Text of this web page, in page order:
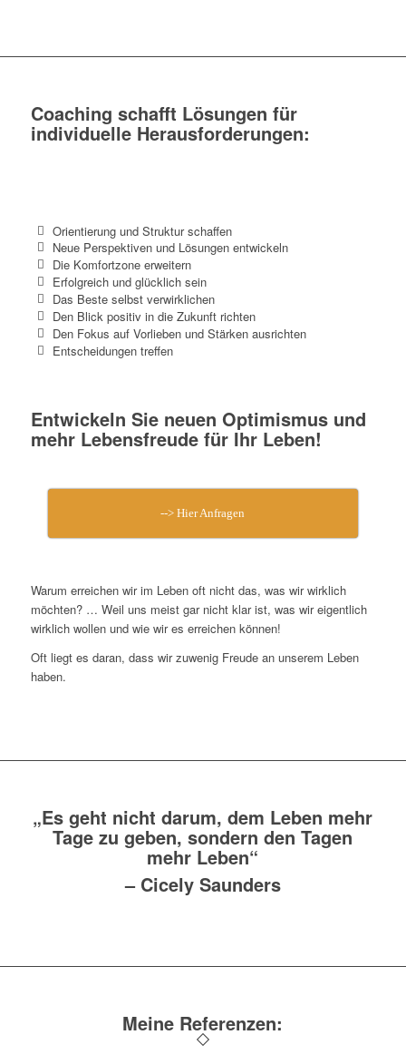
Coaching schafft Lösungen für
individuelle Herausforderungen:
Orientierung und Struktur schaffen
Neue Perspektiven und Lösungen entwickeln
Die Komfortzone erweitern
Erfolgreich und glücklich sein
Das Beste selbst verwirklichen
Den Blick positiv in die Zukunft richten
Den Fokus auf Vorlieben und Stärken ausrichten
Entscheidungen treffen
Entwickeln Sie neuen Optimismus und
mehr Lebensfreude für Ihr Leben!
--> Hier Anfragen
Warum erreichen wir im Leben oft nicht das, was wir wirklich
möchten? … Weil uns meist gar nicht klar ist, was wir eigentlich
wirklich wollen und wie wir es erreichen können!
Oft liegt es daran, dass wir zuwenig Freude an unserem Leben
haben.
„Es geht nicht darum, dem Leben mehr
Tage zu geben, sondern den Tagen
mehr Leben“
–Cicely Saunders
Meine Referenzen: